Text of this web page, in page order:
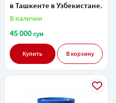
в Ташкенте в Узбекистане.
В наличии
45 000сум
Купить В корзину